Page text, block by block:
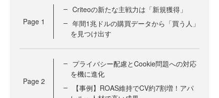
Page 1
Criteoの新たな主戦力は「新規獲得」
年間1兆ドルの購買データから「買う人」
を見つけ出す
Page 2
プライバシー配慮とCookie問題への対応
を機に進化
【事例】ROAS維持でCV約7割増！アパ